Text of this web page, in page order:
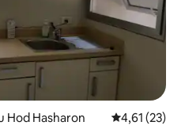
Hod Hasharon Prosječna
4,61 (23)